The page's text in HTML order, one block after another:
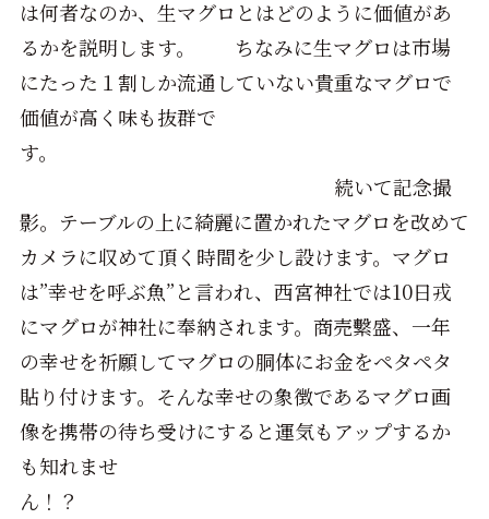
は何者なのか、生マグロとはどのように価値があ
るかを説明します。 ちなみに生マグロは市場
にたった１割しか流通していない貴重なマグロで
価値が高く味も抜群で
す。
続いて記念撮
影。テーブルの上に綺麗に置かれたマグロを改めて
カメラに収めて頂く時間を少し設けます。マグロ
は”幸せを呼ぶ魚”と言われ、西宮神社では10日戎
にマグロが神社に奉納されます。商売繫盛、一年
の幸せを祈願してマグロの胴体にお金をペタペタ
貼り付けます。そんな幸せの象徴であるマグロ画
像を携帯の待ち受けにすると運気もアップするか
も知れませ
ん！？